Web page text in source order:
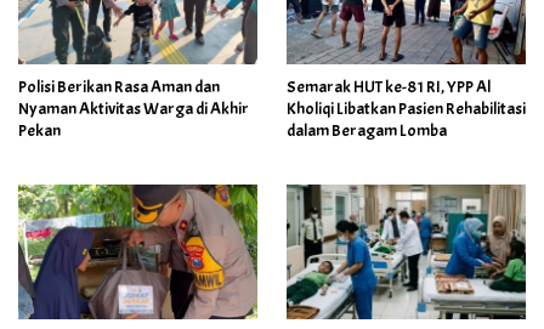
Polisi Berikan Rasa Aman dan
Nyaman Aktivitas Warga di Akhir
Pekan
Semarak HUT ke-81 RI, YPP Al
Kholiqi Libatkan Pasien Rehabilitasi
dalam Beragam Lomba